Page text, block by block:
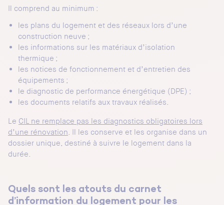
Il comprend au minimum :
les plans du logement et des réseaux lors d’une
construction neuve ;
les informations sur les matériaux d’isolation
thermique ;
les notices de fonctionnement et d’entretien des
équipements ;
le diagnostic de performance énergétique (DPE) ;
les documents relatifs aux travaux réalisés.
Le CIL ne remplace pas les diagnostics obligatoires lors
d’une rénovation. Il les conserve et les organise dans un
dossier unique, destiné à suivre le logement dans la
durée.
Quels sont les atouts du carnet
d’information du logement pour les